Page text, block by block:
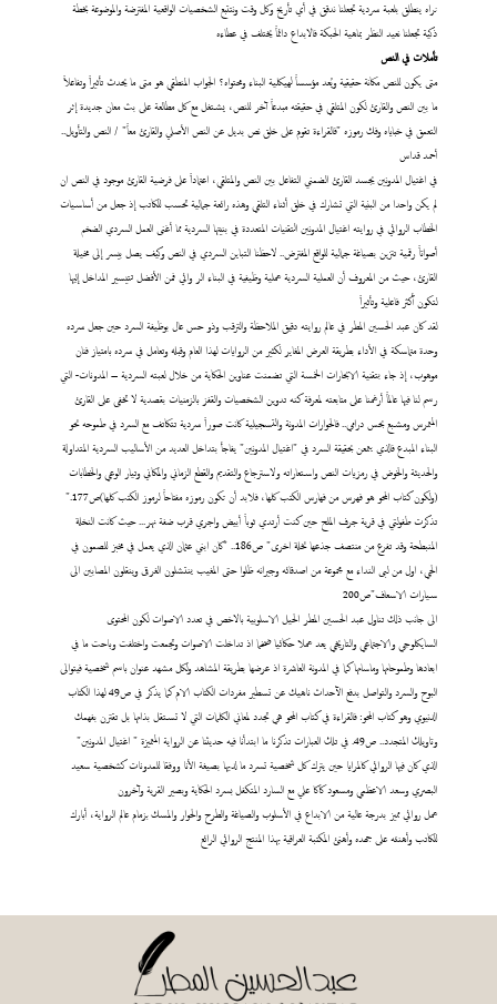
نراه ينطلق بلعبة سردية تجعلنا ندقق في أي تأريخ وكل وقت ونتتبع الشخصيات الواقعية المفترضة والموضوعة بخطة
ذكية تجعلنا نعيد النظر بماهية الحبكة فالابداع دائماً يختلف في عطاءه
تأملاتفي النص
متىيكون للنص مكانة حقيقية ويُعد مؤسساً لهيكلية البناء ومحتواه؟ الجواب المنطقي هو متى ما يحدث تأثيراً وتفاعلاً
ما بين النص والقارئ لكون المتلقي في حقيقته مبدعاً آخر للنص، يشتغل مع كل مطالعة على بث معان جديدة إثر
التعمق في خباياه وفك رموزه "فالقراءة تقوم على خلق نص بديل عن النص الأصلي والقارئ معاً" / النص والتأويل..
أحمد قداس
في اغتيال المدونين يجسد القارئ الضمني التفاعل بين النص والمتلقي، اعتماداً على فرضية القارئ موجود في النص ان
لم يكن واحدا من البنية التي تشارك في خلق أثناء التلقي وهذه رائعة جمالية تحسب للكاتب إذ جعل من أساسيات
الخطاب الروائي في روايته اغتيال المدونين التقنيات المتعددة في بنيتها السردية مما أغنى العمل السردي الضخم
أصواتاً رقمية تتزين بصياغة جمالية للواقع المفترض.. لاحظنا التباين السردي في النص وكيف يصل بيسر إلى مخيلة
القارئ، حيث من المعروف أن العملية السردية عملية وظيفية في البناء الر وائي فمن الأفضل تتيسير المداخل إليها
لتكون أكثر فاعلية وتأثيراً
لقد كان عبد الحسين المطر في عالم روايته دقيق الملاحظة والترقب وذو حس عال بوظيفة السرد حين جعل سرده
وحدة متماسكة في الأداء بطريقة العرض المغاير لكثير من الروايات لهذا العام وقبله وتعامل في سرده بامتياز فنان
موهوب، إذ جاء بتقنية الابحارات الخمسة التي تضمنت عناوين الحكاية من خلال لعبته السردية – المدونات- التي
رسم لنا فيها عالماً أرغمنا على متابعته لمعرفة كنه تدوين الشخصيات والقفز بالزمنيات بقصدية لا تخفى على القارئ
المتمرس ومشبع بحس درامي.. فالحوارات المدونة والتسجيلية كانت صوراً سردية تتكاتف مع السرد في طموحه نحو
البناء المبدع فالذي يتمعن بحقيقة السرد في "اغتيال المدونين" يفاجأ بتداخل العديد من الأساليب السردية المتداولة
والحديثة والخوض في رمزيات النص واستعاراته ولاسترجاع والتقديم والقطع الزماني والمكاني وتيار الوعي والخطابات
(ولكون كتاب المحو هو فهرس من فهارس الكتب كلها، فلابد أن تكون رموزه مفتاحاً لرموز الكتب كلها)ص177."
تذكرت طفولتي في قرية جرف الملح حين كنت أرتدي ثوباً أبيض واجري قرب ضفة نهر... حيث كانت النخلة
المنبطحة وقد تفرع من منتصف جذعها نخلة اخرى" ص186.. "كان ابني عثمان الذي يعمل في مخبز للصمون في
الحي، اول من لبى النداء مع مجموعة من اصدقائه وجيرانه ظلوا حتى المغيب ينتشلون الغرقى وينقلون المصابين الى
سيارات الاسعاف"ص200
السايكلوجي والاجتماعي والتاريخي يعد عملا حكائيا ضخما اذ تداخلت الاصوات وتجمعت واختلفت وباحت ما في
ابعادها وطموحاتها وماساتها كما في المدونة العاشرة اذ عرضها بطريقة المشاهد ولكل مشهد عنوان باسم شخصية فيتوالى
البوح والسرد والتواصل بدفع الآحداث ناهيك عن تسطير مفردات الكتاب الام كما يذكر في ص49 لهذا الكتاب
الدنيوي وهو كتاب المحو: فالقراءة في كتاب المحو هي تجدد لمعاني الكلمات التي لا تستقل بذاتها بل تقترن بفهمك
وتاويلك المتجدد.. ص49. في تلك العبارات تذكرنا ما ابتدأنا فيه حديثنا عن الرواية المتميزة " اغتيال المدونين"
الذي كان فيها الروائي كالمرايا حين يترك كل شخصية تسرد ما لديها بصيغة الأنا ووفقا للمدونات كشخصية سعيد
البصري وسعد الاعظمي ومسعود كاكا علي مع السارد المتكفل بسرد الحكاية وبصير القرية وآخرون
عمل روائي مميز بدرجة عالية من الابداع في الأسلوب والصياغة والطرح والحوار والمسك بزمام عالم الرواية، أبارك
للكاتب وأهنئه على جهده وأهنئ المكتبة العراقية بهذا المنتج الروائي الرائع